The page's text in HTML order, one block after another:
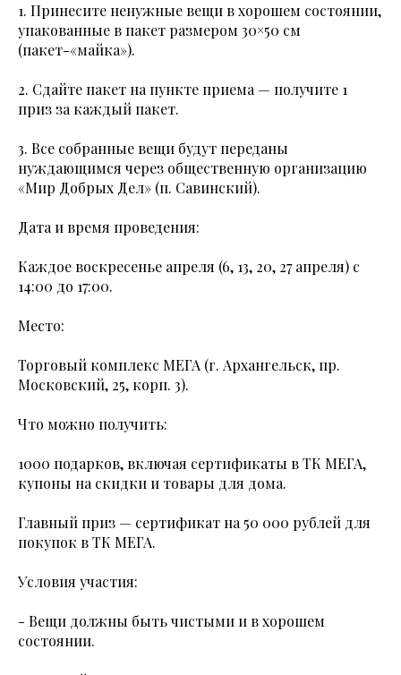
1. Принесите ненужные вещи в хорошем состоянии,
упакованные в пакет размером 30×50 см
(пакет-«майка»).
2. Сдайте пакет на пункте приема — получите 1
приз за каждый пакет.
3. Все собранные вещи будут переданы
нуждающимся через общественную организацию
«Мир Добрых Дел» (п. Савинский).
Дата и время проведения:
Каждое воскресенье апреля (6, 13, 20, 27 апреля) с
14:00 до 17:00.
Место:
Торговый комплекс МЕГА (г. Архангельск, пр.
Московский, 25, корп. 3).
Что можно получить:
1000 подарков, включая сертификаты в ТК МЕГА,
купоны на скидки и товары для дома.
Главный приз — сертификат на 50 000 рублей для
покупок в ТК МЕГА.
Условия участия:
- Вещи должны быть чистыми и в хорошем
состоянии.